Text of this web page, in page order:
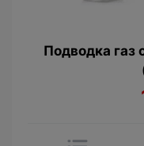
Подводка газ